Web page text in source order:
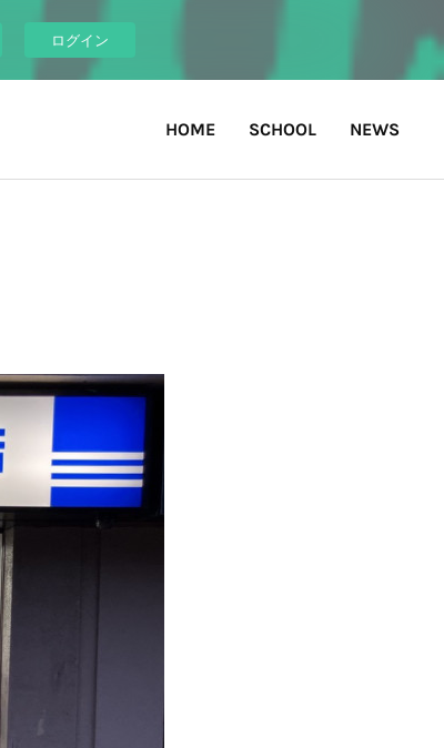
ログイン
HOME SCHOOL NEWS